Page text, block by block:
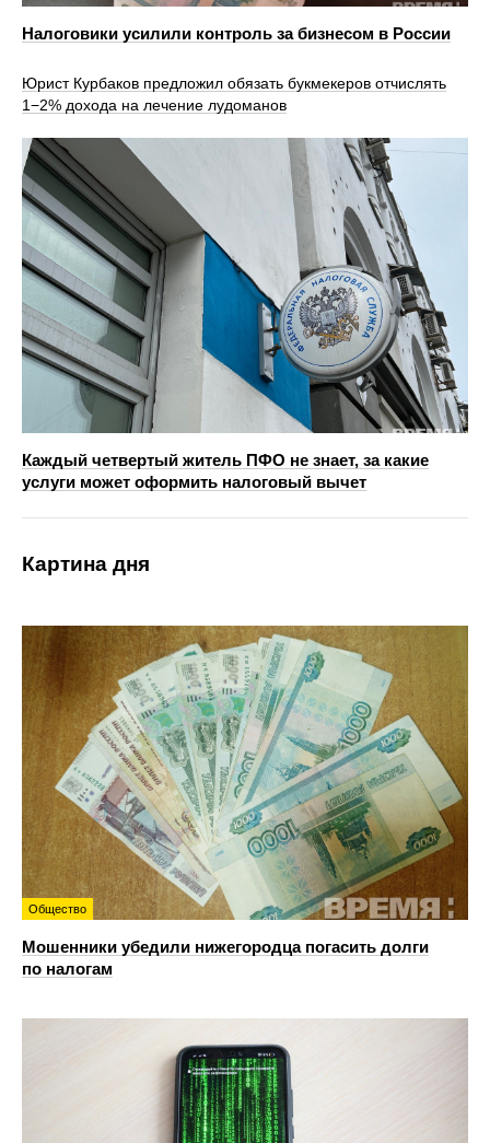
Налоговики усилили контроль за бизнесом в России
Юрист Курбаков предложил обязать букмекеров отчислять
1−2% дохода на лечение лудоманов
Каждый четвертый житель ПФО не знает, за какие
услуги может оформить налоговый вычет
Картина дня
Общество
Мошенники убедили нижегородца погасить долги
по налогам